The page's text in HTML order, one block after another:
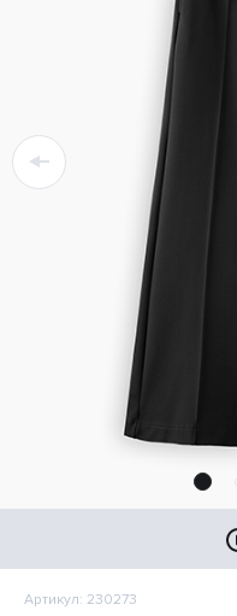
Артикул: 230273